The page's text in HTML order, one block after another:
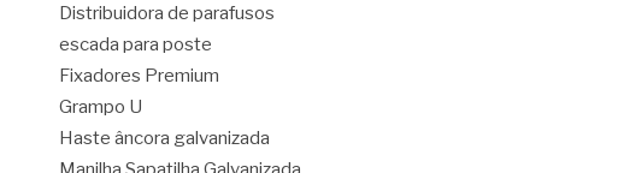
Distribuidora de parafusos
escada para poste
Fixadores Premium
Grampo U
Haste âncora galvanizada